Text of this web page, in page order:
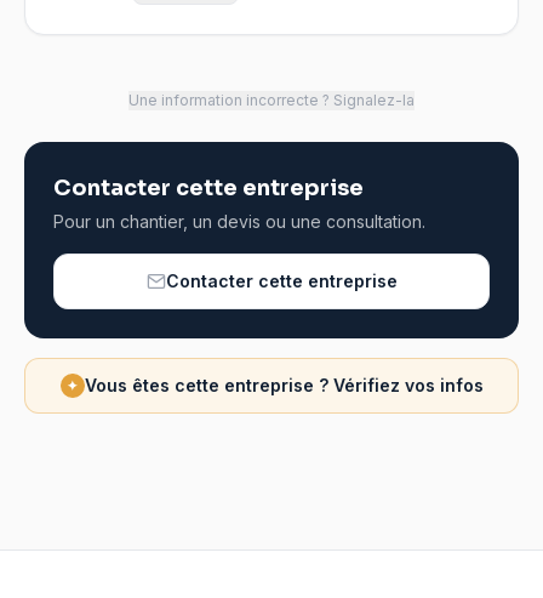
Une information incorrecte ? Signalez-la
Contacter cette entreprise
Pour un chantier, un devis ou une consultation.
Contacter cette entreprise
✦ Vous êtes cette entreprise ? Vérifiez vos infos